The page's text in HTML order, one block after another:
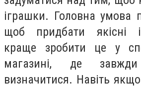
іграшки. Головна умова
щоб придбати якісні
краще зробити це у
магазині, де
визначитися. Навіть